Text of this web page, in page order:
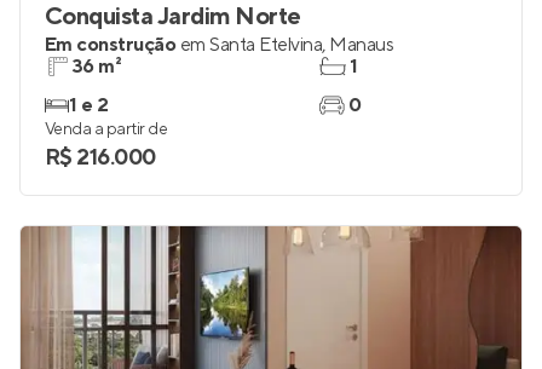
Conquista Jardim Norte
Em construção em Santa Etelvina, Manaus
36 m²
1 e 2
1
0
Venda a partir de
R$ 216.000